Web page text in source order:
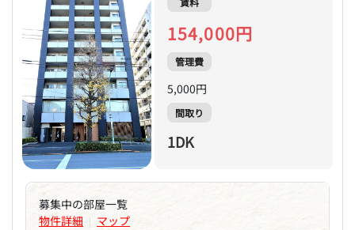
154,000円
管理費
5,000円
間取り
1DK
募集中の部屋一覧
物件詳細 | マップ